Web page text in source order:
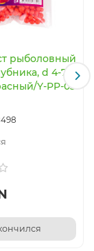
рыболовный
d 4-7
Y-PP-03